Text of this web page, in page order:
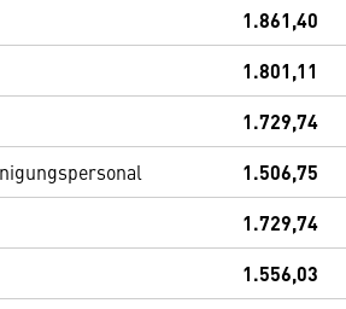
1.861,40
1.801,11
1.729,74
1.506,75
1.729,74
1.556,03